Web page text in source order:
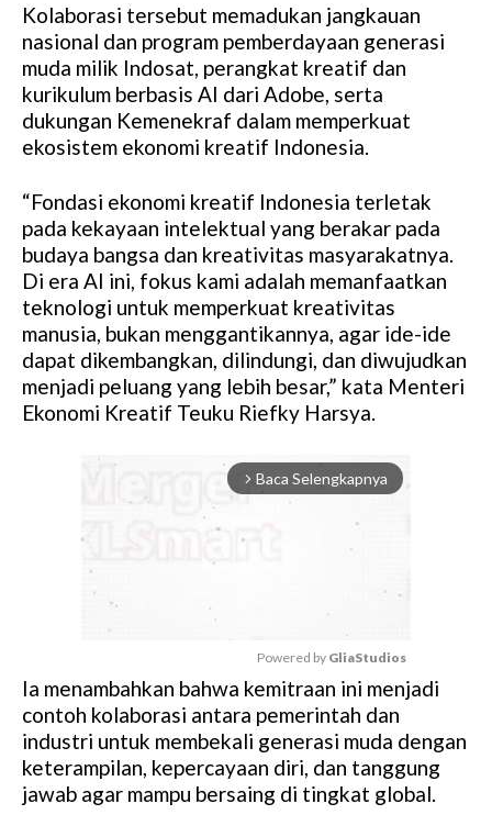
Kolaborasi tersebut memadukan jangkauan
nasional dan program pemberdayaan generasi
muda milik Indosat, perangkat kreatif dan
kurikulum berbasis AI dari Adobe, serta
dukungan Kemenekraf dalam memperkuat
ekosistem ekonomi kreatif Indonesia.
“Fondasi ekonomi kreatif Indonesia terletak
pada kekayaan intelektual yang berakar pada
budaya bangsa dan kreativitas masyarakatnya.
Di era AI ini, fokus kami adalah memanfaatkan
teknologi untuk memperkuat kreativitas
manusia, bukan menggantikannya, agar ide-ide
dapat dikembangkan, dilindungi, dan diwujudkan
menjadi peluang yang lebih besar,” kata Menteri
Ekonomi Kreatif Teuku Riefky Harsya.
arrow_forward_ios Baca Selengkapnya
M
u
t
e
Powered by GliaStudios
Ia menambahkan bahwa kemitraan ini menjadi
contoh kolaborasi antara pemerintah dan
industri untuk membekali generasi muda dengan
keterampilan, kepercayaan diri, dan tanggung
jawab agar mampu bersaing di tingkat global.